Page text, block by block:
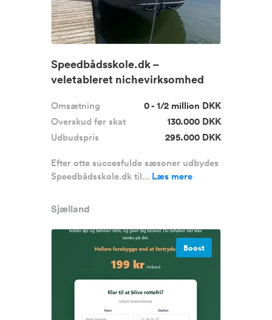
Speedbådsskole.dk –
veletableret nichevirksomhed
Omsætning
0 - 1/2 million DKK
Overskud før skat
130.000 DKK
Udbudspris
295.000 DKK
Efter otte succesfulde sæsoner udbydes
Speedbådsskole.dk til... Læs mere
Sjælland
Boost